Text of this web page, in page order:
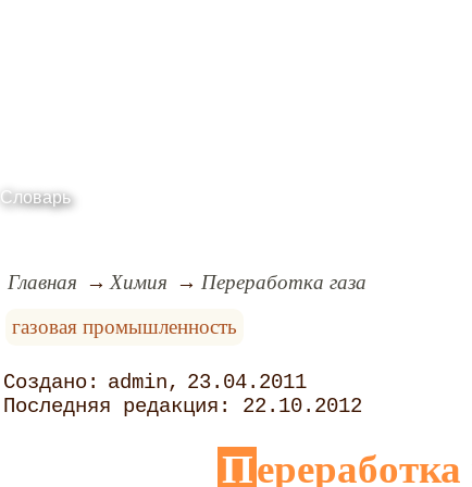
Словарь
Главная Химия
Переработка газа
газовая промышленность
admin
23.04.2011
22.10.2012